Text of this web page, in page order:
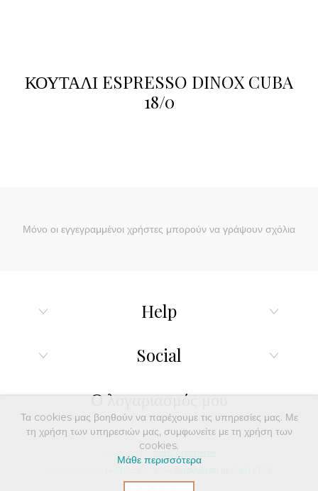
ΚΟΥΤΑΛΙ ESPRESSO DINOX CUBA
18/0
Μόνο οι εγγεγραμμένοι χρήστες μπορούν να γράψουν σχόλια
Help
Social
Ο λογαριασμός μου
Powered by nopCommerce
Τα cookies μας βοηθούν να παρέχουμε τις υπηρεσίες μας. Με
τη χρήση των υπηρεσιών μας, συμφωνείτε με τη χρήση των
cookies.
Μάθε περισσότερα